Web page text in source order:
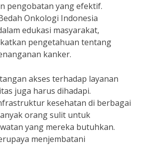
pengobatan yang efektif.
Onkologi Indonesia
edukasi masyarakat,
pengetahuan tentang
kanker.
akses terhadap layanan
juga harus dihadapi.
kesehatan di berbagai
orang sulit untuk
yang mereka butuhkan.
menjembatani